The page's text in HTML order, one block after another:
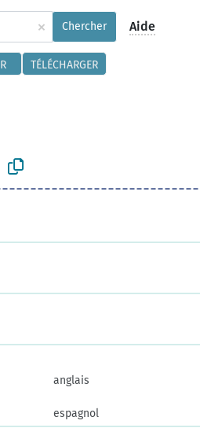
× Chercher Aide
TÉLÉCHARGER
anglais
espagnol